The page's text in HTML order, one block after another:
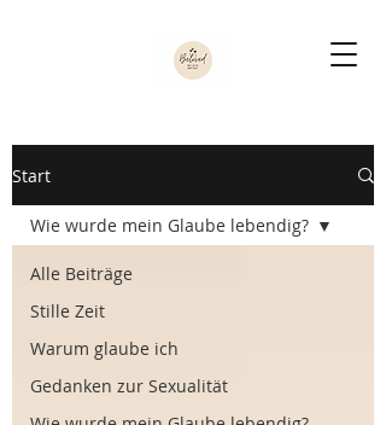
Start
Alle Beiträge
Stille Zeit
Warum glaube ich
Gedanken zur Sexualität
Wie wurde mein Glaube lebendig?